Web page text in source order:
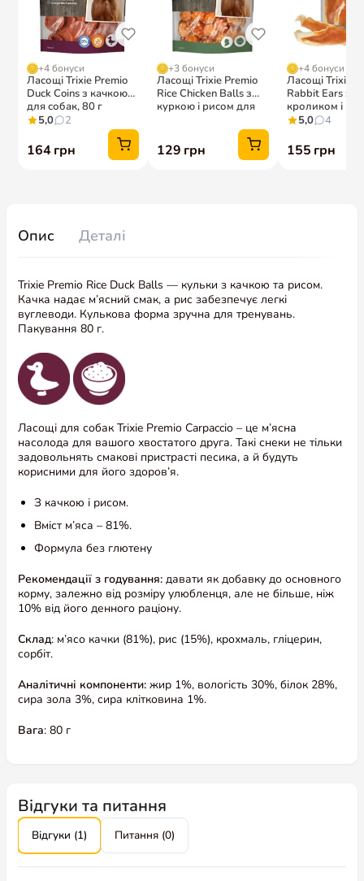
Опис Деталі
Trixie Premio Rice Duck Balls — кульки з качкою та рисом.
Качка надає м’ясний смак, а рис забезпечує легкі
вуглеводи. Кулькова форма зручна для тренувань.
Пакування 80 г.
Ласощі для собак Trixie Premio Carpaccio – це м’ясна
насолода для вашого хвостатого друга. Такі снеки не тільки
задовольнять смакові пристрасті песика, а й будуть
корисними для його здоров’я.
З качкою і рисом.
Вміст м’яса – 81%.
Формула без глютену
Рекомендації з годування: давати як добавку до основного
корму, залежно від розміру улюбленця, але не більше, ніж
10% від його денного раціону.
Склад: м’ясо качки (81%), рис (15%), крохмаль, гліцерин,
сорбіт.
Аналітичні компоненти: жир 1%, вологість 30%, білок 28%,
сира зола 3%, сира клітковина 1%.
Вага: 80 г
Відгуки та питання
Відгуки (1) Питання (0)